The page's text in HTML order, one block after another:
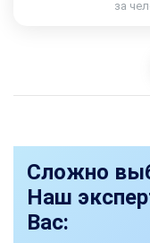
за
Сложно
Наш
Вас: